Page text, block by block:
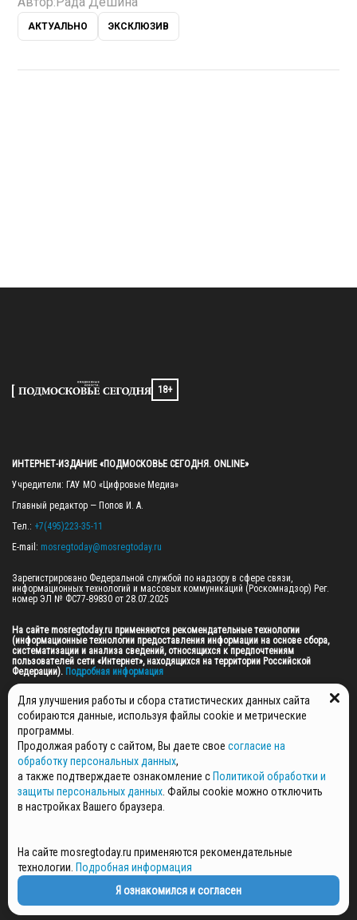
АКТУАЛЬНО ЭКСКЛЮЗИВ
18+
ИНТЕРНЕТ-ИЗДАНИЕ «ПОДМОСКОВЬЕ СЕГОДНЯ. ONLINE»
Учредители: ГАУ МО «Цифровые Медиа»
Главный редактор — Попов И. А.
Тел.: +7(495)223-35-11
E-mail: mosregtoday@mosregtoday.ru
Зарегистрировано Федеральной службой по надзору в сфере связи,
информационных технологий и массовых коммуникаций (Роскомнадзор) Рег.
номер ЭЛ № ФС77-89830 от 28.07.2025
На сайте mosregtoday.ru применяются рекомендательные технологии
(информационные технологии предоставления информации на основе сбора,
систематизации и анализа сведений, относящихся к предпочтениям
пользователей сети «Интернет», находящихся на территории Российской
Федерации). Подробная информация
© 2026 ПРАВА НА ВСЕ МАТЕРИАЛЫ САЙТА ПРИНАДЛЕЖАТ ГАУ МО "ЦИФРОВЫЕ
МЕДИА" (ОГРН: 1255000059467).
ПОЛИТИКА ОБРАБОТКИ И ЗАЩИТЫ ПЕРСОНАЛЬНЫХ ДАННЫХ
НОВОСТИ
ГАЗЕТЫ
РЕКЛАМОДАТЕЛЯМ
СПЕЦПРОЕКТЫ
СТАТЬИ
ПОЛИТИКА КОНФИДЕНЦИАЛЬНОСТИ
Для улучшения работы и сбора статистических данных сайта
собираются данные, используя файлы cookie и метрические
программы.
Продолжая работу с сайтом, Вы даете свое согласие на
обработку персональных данных,
а также подтверждаете ознакомление с Политикой обработки и
защиты персональных данных . Файлы cookie можно отключить
в настройках Вашего браузера.
На сайте mosregtoday.ru применяются рекомендательные
технологии. Подробная информация
Я ознакомился и согласен